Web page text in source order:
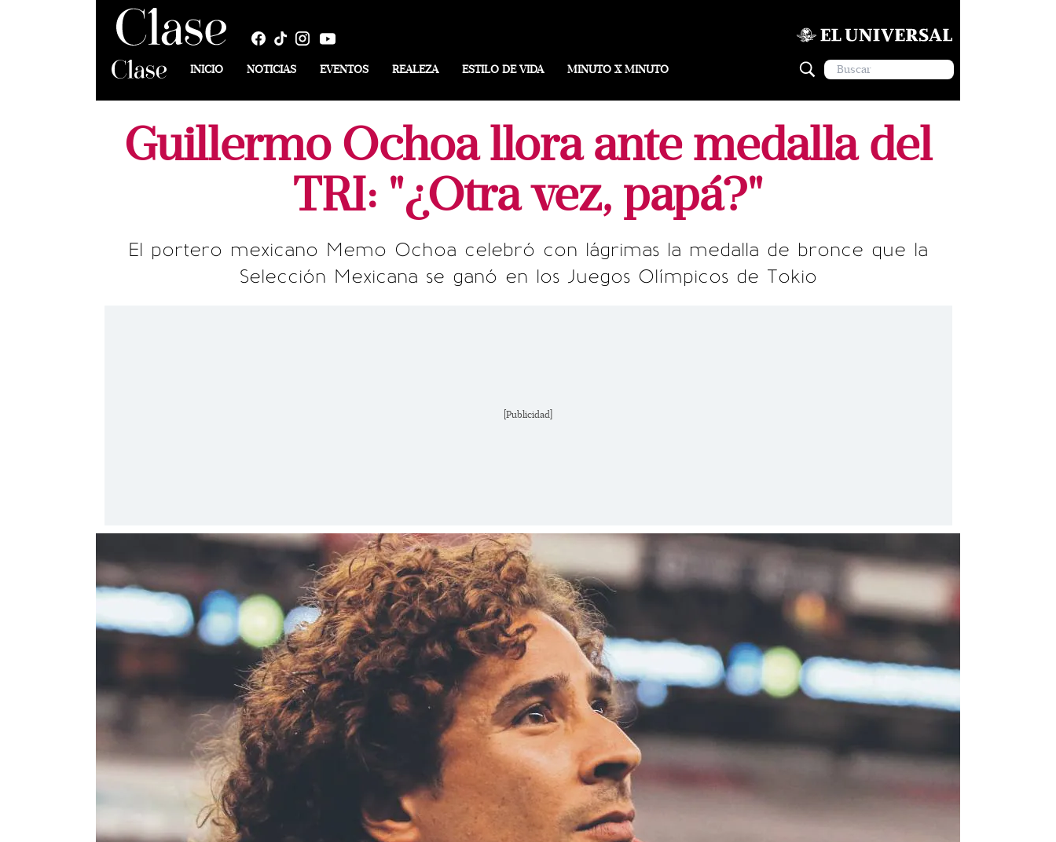
INICIO NOTICIAS EVENTOS REALEZA ESTILO DE VIDA MINUTO X MINUTO
Guillermo Ochoa llora ante medalla del
TRI: "¿Otra vez, papá?"
El portero mexicano Memo Ochoa celebró con lágrimas la medalla de bronce que la
Selección Mexicana se ganó en los Juegos Olímpicos de Tokio
[Publicidad]